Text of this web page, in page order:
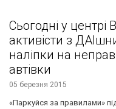
Сьогодні у центрі
активісти з
наліпки на
автівки
05 березня 2015
«Паркуйся за правилами»